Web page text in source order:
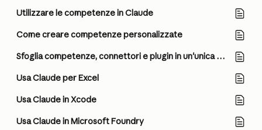
Utilizzare le competenze in Claude
Come creare competenze personalizzate
Sfoglia competenze, connettori e plugin in un'unica directory
Usa Claude per Excel
Usa Claude in Xcode
Usa Claude in Microsoft Foundry